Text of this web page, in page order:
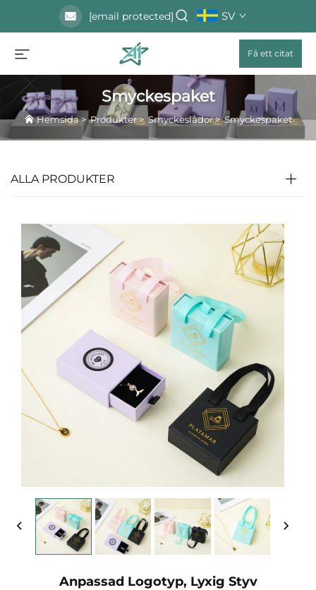
[email protected] SV
Få ett citat
Smyckespaket
Hemsida>Produkter>Smyckeslådor>Smyckespaket
ALLA PRODUKTER
Anpassad Logotyp, Lyxig Styv